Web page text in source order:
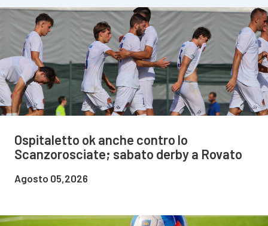
Ospitaletto ok anche contro lo
Scanzorosciate; sabato derby a Rovato
Agosto 05,2026